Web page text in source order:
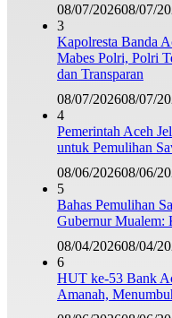
08/07/202608/07/
3
Kapolresta Banda
Mabes Polri, Polri
dan Transparan
08/07/202608/07/
4
Pemerintah Aceh
untuk Pemulihan
08/06/202608/06/
5
Bahas Pemulihan
Gubernur Mualem:
08/04/202608/04/
6
HUT ke-53 Bank
Amanah,